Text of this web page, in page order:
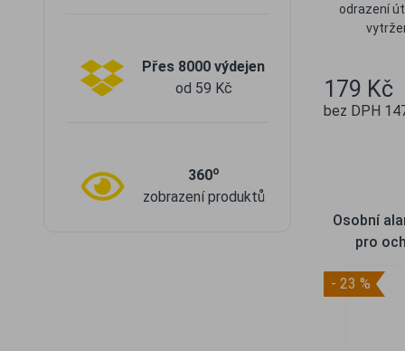
Přes 8000 výdejen
od 59 Kč
360o
zobrazení produktů
odrazení
179 Kč
bez DPH
Osobní
pro
- 23 %